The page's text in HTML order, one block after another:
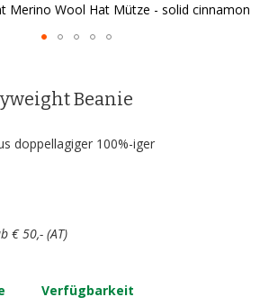
Merino Wool Hat Mütze - solid cinnamon
Beanie
doppellagiger 100%-iger
€ 50,- (AT)
Verfügbarkeit